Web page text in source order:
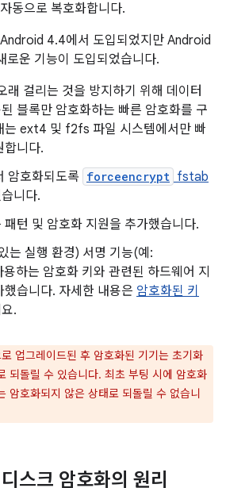
동으로 복호화합니다.
4.4에서 도입되었지만 Android
로운 기능이 도입되었습니다.
래 걸리는 것을 방지하기 위해 데이터
블록만 암호화하는 빠른 암호화를 구
는 ext4 및 f2fs 파일 시스템에서만 빠
합니다.
암호화되도록 forceencrypt fstab
니다.
패턴 및 암호화 지원을 추가했습니다.
는 실행 환경) 서명 기능(예:
하는 암호화 키와 관련된 하드웨어 지
했습니다. 자세한 내용은 암호화된 키
.
업그레이드된 후 암호화된 기기는 초기화
되돌릴 수 있습니다. 최초 부팅 시에 암호화
호화되지 않은 상태로 되돌릴 수 없습니
스크 암호화의 원리